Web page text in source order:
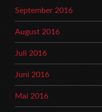
September 2016
August 2016
Juli 2016
Juni 2016
Mai 2016